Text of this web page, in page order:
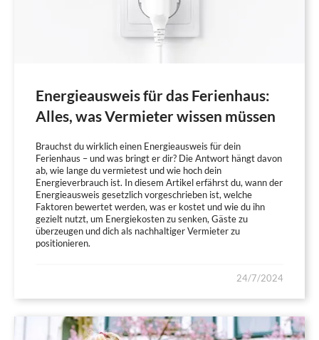
Energieausweis für das Ferienhaus:
Alles, was Vermieter wissen müssen
Brauchst du wirklich einen Energieausweis für dein
Ferienhaus – und was bringt er dir? Die Antwort hängt davon
ab, wie lange du vermietest und wie hoch dein
Energieverbrauch ist. In diesem Artikel erfährst du, wann der
Energieausweis gesetzlich vorgeschrieben ist, welche
Faktoren bewertet werden, was er kostet und wie du ihn
gezielt nutzt, um Energiekosten zu senken, Gäste zu
überzeugen und dich als nachhaltiger Vermieter zu
positionieren.
24/7/2024